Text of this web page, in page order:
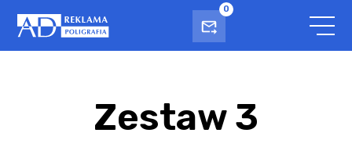
0
Zestaw 3